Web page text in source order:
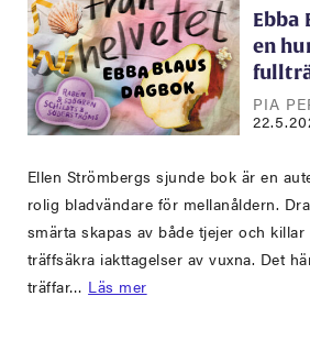
Ebba
en
PIA
Ellen Strömbergs sjunde bok är en
rolig bladvändare för mellanåldern.
smärta skapas av både tjejer och
träffsäkra iakttagelser av vuxna. Det
träffar… Läs mer